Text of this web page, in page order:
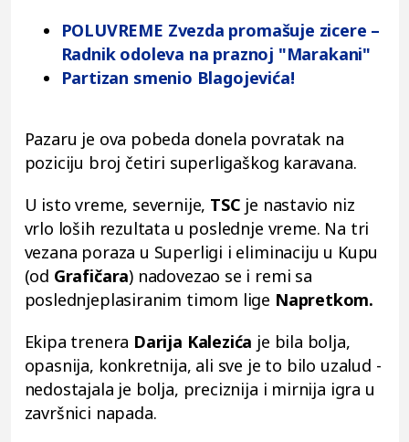
POLUVREME Zvezda promašuje zicere –
Radnik odoleva na praznoj "Marakani"
Partizan smenio Blagojevića!
Pazaru je ova pobeda donela povratak na
poziciju broj četiri superligaškog karavana.
U isto vreme, severnije, TSC je nastavio niz
vrlo loših rezultata u poslednje vreme. Na tri
vezana poraza u Superligi i eliminaciju u Kupu
(od Grafičara) nadovezao se i remi sa
poslednjeplasiranim timom lige Napretkom.
Ekipa trenera Darija Kalezića je bila bolja,
opasnija, konkretnija, ali sve je to bilo uzalud -
nedostajala je bolja, preciznija i mirnija igra u
završnici napada.